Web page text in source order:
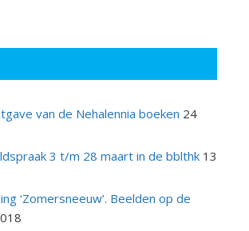
van de Nehalennia boeken 24
3 t/m 28 maart in de bblthk 13
‘Zomersneeuw’. Beelden op de